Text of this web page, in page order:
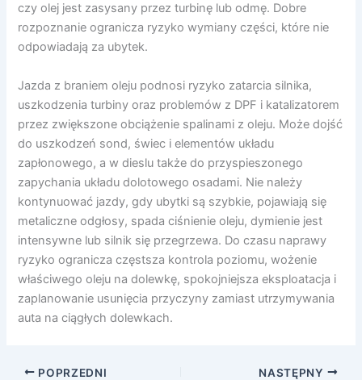
czy olej jest zasysany przez turbinę lub odmę. Dobre
rozpoznanie ogranicza ryzyko wymiany części, które nie
odpowiadają za ubytek.
Jazda z braniem oleju podnosi ryzyko zatarcia silnika,
uszkodzenia turbiny oraz problemów z DPF i katalizatorem
przez zwiększone obciążenie spalinami z oleju. Może dojść
do uszkodzeń sond, świec i elementów układu
zapłonowego, a w dieslu także do przyspieszonego
zapychania układu dolotowego osadami. Nie należy
kontynuować jazdy, gdy ubytki są szybkie, pojawiają się
metaliczne odgłosy, spada ciśnienie oleju, dymienie jest
intensywne lub silnik się przegrzewa. Do czasu naprawy
ryzyko ogranicza częstsza kontrola poziomu, wożenie
właściwego oleju na dolewkę, spokojniejsza eksploatacja i
zaplanowanie usunięcia przyczyny zamiast utrzymywania
auta na ciągłych dolewkach.
POPRZEDNI NASTĘPNY